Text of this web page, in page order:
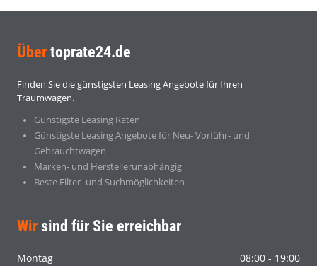
Über toprate24.de
Finden Sie die günstigsten Leasing Angebote für Ihren
Traumwagen.
Günstigste Leasing Raten
Günstigste Leasing Angebote für Neu- Vorführ- und
Gebrauchtwagen
Marken- und Herstellerunabhängig
Beste Filter- und Suchmöglichkeiten
Wir sind für Sie erreichbar
Montag
08:00 - 19:00